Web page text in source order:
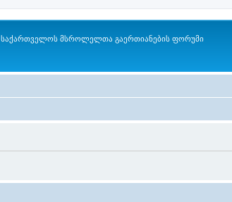
საქართველოს მსროლელთა გაერთიანების ფორუმი